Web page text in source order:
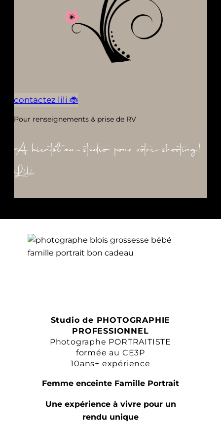
contactez lili 🐞
Pour renseignements & prise de RV
A bientôt au studio pour votre shooting!
Lili
Studio de PHOTOGRAPHIE
PROFESSIONNEL
Photographe PORTRAITISTE
formée au CE3P
10ans+ expérience
Femme enceinte Famille Portrait
Une expérience à vivre pour un
rendu unique